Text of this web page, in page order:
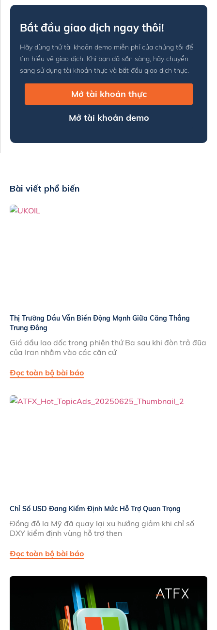
Bắt đầu giao dịch ngay thôi!
Hãy dùng thử tài khoản demo miễn phí của chúng tôi để
tìm hiểu về giao dịch. Khi bạn đã sẵn sàng, hãy chuyển
sang sử dụng tài khoản thực và bắt đầu giao dịch thực.
Mở tài khoản thực
Mở tài khoản demo
Bài viết phổ biến
Thị Trường Dầu Vẫn Biến Động Mạnh Giữa Căng Thẳng
Trung Đông
Giá dầu lao dốc trong phiên thứ Ba sau khi đòn trả đũa
của Iran nhằm vào các căn cứ
Đọc toàn bộ bài báo
Chỉ Số USD Đang Kiểm Định Mức Hỗ Trợ Quan Trọng
Đồng đô la Mỹ đã quay lại xu hướng giảm khi chỉ số
DXY kiểm định vùng hỗ trợ then
Đọc toàn bộ bài báo